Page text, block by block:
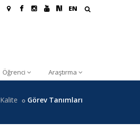
EN
Öğrenci Araştırma
Kalite Görev Tanımları